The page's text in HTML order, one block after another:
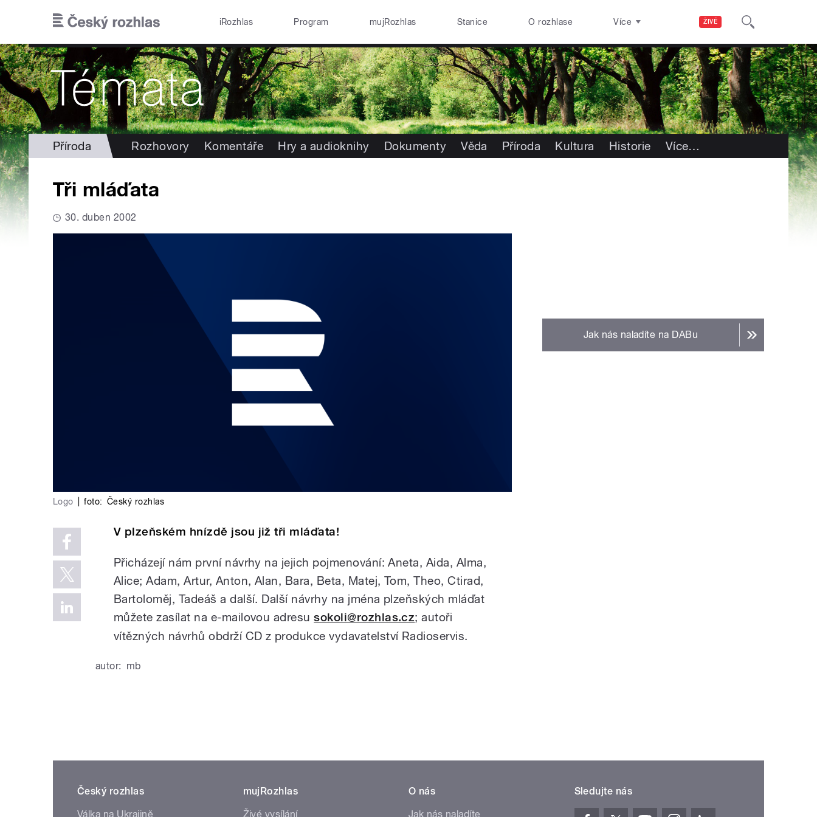
ŽIVĚ
iRozhlas Program mujRozhlas Stanice O rozhlase Více
Příroda Rozhovory Komentáře Hry a audioknihy Dokumenty Věda Příroda Kultura Historie Více…
Tři mláďata
30. duben 2002
Logo foto: Český rozhlas
V plzeňském hnízdě jsou již tři mláďata!
Přicházejí nám první návrhy na jejich pojmenování: Aneta, Aida, Alma,
Alice; Adam, Artur, Anton, Alan, Bara, Beta, Matej, Tom, Theo, Ctirad,
Bartoloměj, Tadeáš a další. Další návrhy na jména plzeňských mláďat
můžete zasílat na e-mailovou adresusokoli@rozhlas.cz; autoři
vítězných návrhů obdrží CD z produkce vydavatelství Radioservis.
autor: mb
Jak nás naladíte na DABu
Český rozhlas
Válka na Ukrajině
mujRozhlas
Živé vysílání
O nás
Jak nás naladíte
Sledujte nás